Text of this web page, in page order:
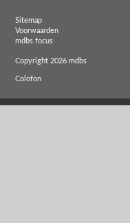
Sitemap
Voorwaarden
mdbs focus
Copyright 2026 mdbs
Colofon